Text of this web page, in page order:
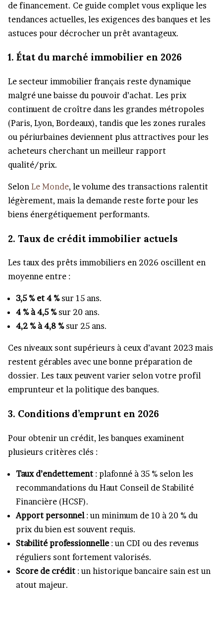
de financement. Ce guide complet vous explique les
tendances actuelles, les exigences des banques et les
astuces pour décrocher un prêt avantageux.
1. État du marché immobilier en 2026
Le secteur immobilier français reste dynamique
malgré une baisse du pouvoir d’achat. Les prix
continuent de croître dans les grandes métropoles
(Paris, Lyon, Bordeaux), tandis que les zones rurales
ou périurbaines deviennent plus attractives pour les
acheteurs cherchant un meilleur rapport
qualité/prix.
Selon Le Monde, le volume des transactions ralentit
légèrement, mais la demande reste forte pour les
biens énergétiquement performants.
2. Taux de crédit immobilier actuels
Les taux des prêts immobiliers en 2026 oscillent en
moyenne entre :
3,5 % et 4 %sur 15 ans.
4 % à 4,5 %sur 20 ans.
4,2 % à 4,8 %sur 25 ans.
Ces niveaux sont supérieurs à ceux d’avant 2023 mais
restent gérables avec une bonne préparation de
dossier. Les taux peuvent varier selon votre profil
emprunteur et la politique des banques.
3. Conditions d’emprunt en 2026
Pour obtenir un crédit, les banques examinent
plusieurs critères clés :
Taux d’endettement : plafonné à 35 % selon les
recommandations du Haut Conseil de Stabilité
Financière (HCSF).
Apport personnel: un minimum de 10 à 20 % du
prix du bien est souvent requis.
Stabilité professionnelle: un CDI ou des revenus
réguliers sont fortement valorisés.
Score de crédit : un historique bancaire sain est un
atout majeur.